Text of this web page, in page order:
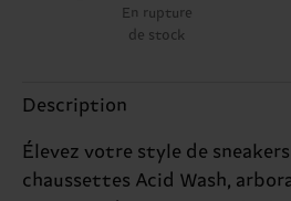
En rupture
de stock
Description
Élevez votre style de
chaussettes Acid Wash,